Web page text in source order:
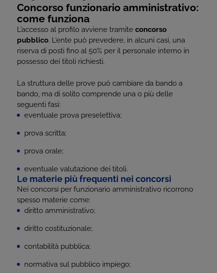
Concorso funzionario amministrativo:
come funziona
L’accesso al profilo avviene tramite concorso
pubblico. L’ente può prevedere, in alcuni casi, una
riserva di posti fino al 50% per il personale interno in
possesso dei titoli richiesti.
La struttura delle prove può cambiare da bando a
bando, ma di solito comprende una o più delle
seguenti fasi:
eventuale prova preselettiva;
prova scritta;
prova orale;
eventuale valutazione dei titoli.
Le materie più frequenti nei concorsi
Nei concorsi per funzionario amministrativo ricorrono
spesso materie come:
diritto amministrativo;
diritto costituzionale;
contabilità pubblica;
normativa sul pubblico impiego;